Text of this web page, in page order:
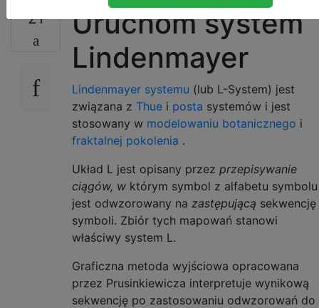
21
Uruchom system
Lindenmayer
Lindenmayer systemu (lub L-System) jest
związana z Thue i posta systemów i jest
stosowany w modelowaniu botanicznego i
fraktalnej pokolenia .
Układ L jest opisany przez przepisywanie
ciągów, w którym symbol z alfabetu symbolu
jest odwzorowany na zastępującą sekwencję
symboli. Zbiór tych mapowań stanowi
właściwy system L.
Graficzna metoda wyjściowa opracowana
przez Prusinkiewicza interpretuje wynikową
sekwencję po zastosowaniu odwzorowań do